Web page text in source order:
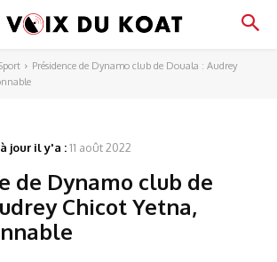
Présidence de Dynamo club de Douala : Audrey
jour il y'a :11 août 2022
de Dynamo club de
Chicot Yetna,